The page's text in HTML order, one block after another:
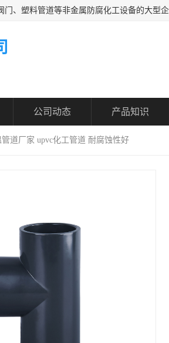
公司动态 产品知识
道厂家 upvc化工管道 耐腐蚀性好